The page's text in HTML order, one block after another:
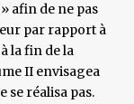
afin de ne pas
par rapport à
la fin de la
II envisagea
se réalisa pas.